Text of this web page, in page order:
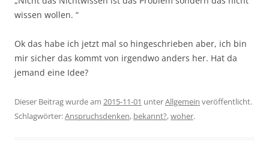
wissen wollen. “
Ok das habe ich jetzt mal so hingeschrieben aber, ich bin
mir sicher das kommt von irgendwo anders her. Hat da
jemand eine Idee?
Dieser Beitrag wurde am 2015-11-01 unterAllgemein veröffentlicht.
Schlagwörter:Anspruchsdenken, bekannt?,woher.